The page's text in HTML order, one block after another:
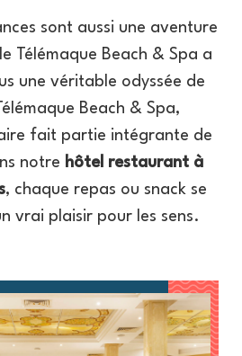
sont aussi une aventure
Télémaque Beach & Spa a
une véritable odyssée de
Beach & Spa,
fait partie intégrante de
notre hôtel restaurant à
, chaque repas ou snack se
vrai plaisir pour les sens.